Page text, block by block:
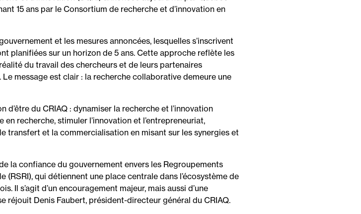
15 ans par le Consortium de recherche et d’innovation en
et les mesures annoncées, lesquelles s’inscrivent
planifiées sur un horizon de 5 ans. Cette approche reflète les
du travail des chercheurs et de leurs partenaires
message est clair : la recherche collaborative demeure une
d’être du CRIAQ : dynamiser la recherche et l’innovation
en recherche, stimuler l’innovation et l’entrepreneuriat,
transfert et la commercialisation en misant sur les synergies et
la confiance du gouvernement envers les Regroupements
(RSRI), qui détiennent une place centrale dans l’écosystème de
Il s’agit d’un encouragement majeur, mais aussi d’une
réjouit Denis Faubert, président-directeur général du CRIAQ.